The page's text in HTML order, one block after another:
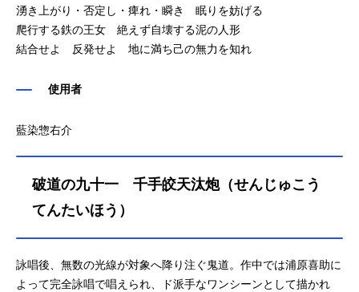
湧き上がり・否定し・痺れ・瞬き 眠りを妨げる
爬行する鉄の王女 絶えず自壊する泥の人形
結合せよ 反発せよ 地に満ち己の無力を知れ
使用者
藍染惣右介
破道の九十一 千手皎天汰炮（せんじゅこう
てんたいほう）
詠唱後、無数の光線が対象へ降り注ぐ鬼道。作中では浦原喜助に
よって完全詠唱で唱えられ、ド派手なワンシーンとして描かれ